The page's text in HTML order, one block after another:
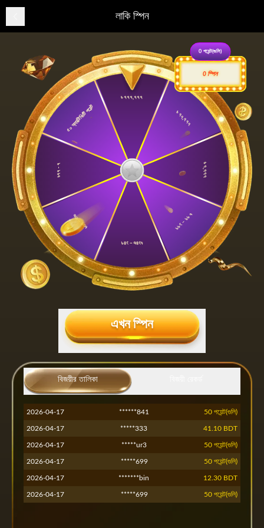
লাকি স্পিন
৳ ৭৭৭,৭৭৭
৳ ৭৭,৭৭৭
৳ ৭,৭৭৭
৳ ৭৭ – ১৭৭
৳১৪৬ – ১৪৭
৳৩৭ – ৩৬
৳৭৭ - ৭
৫০ অ্যাক্টিভিটি পয়েন্ট
0 পয়েন্ট(গুলি)
0 স্পিন
এখন স্পিন
বিজয়ীর তালিকা
***********321
2026-04-21 ******l69 50 পয়েন্ট(গুলি)
2026-04-21 ******l69
2026-04-18 ******711 50 পয়েন্ট(গুলি)
2026-04-17 ******841 50 পয়েন্ট(গুলি)
2026-04-17 *****333 41.10 BDT
2026-04-17 *****ur3 50 পয়েন্ট(গুলি)
2026-04-17 *****699 50 পয়েন্ট(গুলি)
2026-04-17 *******bin 12.30 BDT
2026-04-17 *****699 50 পয়েন্ট(গুলি)